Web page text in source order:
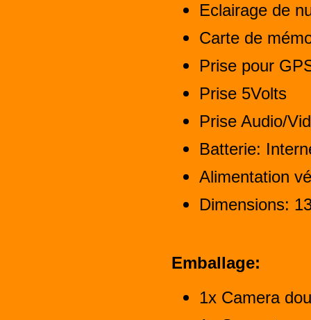
Eclairage de
Carte de
Prise pour
Prise 5Volts
Prise Audio/
Batterie:
Alimentation
Dimensions:
Emballage:
1x Camera